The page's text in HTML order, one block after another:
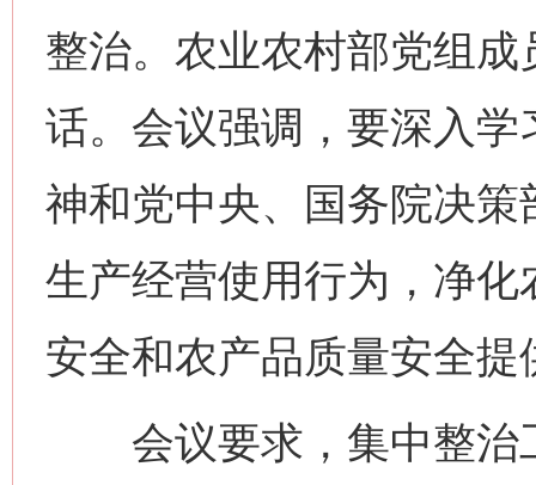
整治。农业农村部党组
话。会议强调，要深入
神和党中央、国务院决
生产经营使用行为，净
安全和农产品质量安全提
会议要求，集中整治